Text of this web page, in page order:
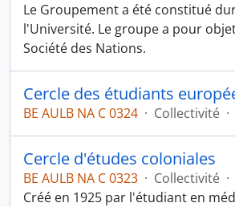
Le Groupement a été constitué
l'Université. Le groupe a pour
Société des Nations.
Cercle des étudiants
BE AULB NA C 0324 · Collectivité ·
Cercle d'études coloniales
BE AULB NA C 0323 · Collectivité ·
Créé en 1925 par l'étudiant en